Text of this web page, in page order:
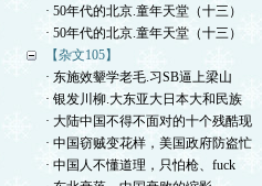
· 50年代的北京.童年天堂（十三）
· 50年代的北京.童年天堂（十三）
【杂文105】
· 东施效颦学老毛.习SB逼上梁山
· 银发川柳.大东亚大日本大和民族
· 大陆中国不得不面对的十个残酷现
· 中国窃贼变花样，美国政府防盗忙
· 中国人不懂道理，只怕枪、fuck